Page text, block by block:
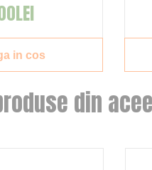
din
in cos